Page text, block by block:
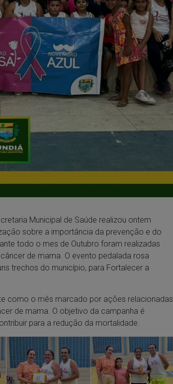
Municipal de Saúde realizou ontem
sobre a importância da prevenção e do
todo o mes de Outubro foram realizadas
de mama. O evento pedalada rosa
trechos do município, para Fortalecer a
como o mês marcado por ações relacionadas
de mama. O objetivo da campanha é
para a redução da mortalidade.